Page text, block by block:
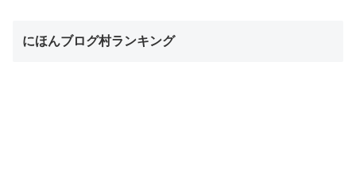
にほんブログ村ランキング